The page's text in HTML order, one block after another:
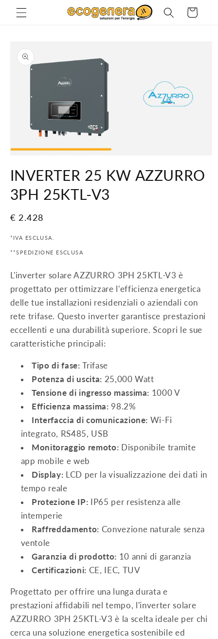
Skip to
content
Cart
product
information
in
modal
INVERTER 25 KW AZZURRO
3PH 25KTL-V3
Regular
€ 2.428
*IVA ESCLUSA.
**SPEDIZIONE ESCLUSA
L'inverter solare AZZURRO 3PH 25KTL-V3 è
progettato per ottimizzare l'efficienza energetica
delle tue installazioni residenziali o aziendali con
rete trifase. Questo inverter garantisce prestazioni
eccellenti e una durabilità superiore. Scopri le sue
caratteristiche principali:
Tipo di fase:Trifase
Potenza di uscita: 25,000 Watt
Tensione di ingresso massima: 1000 V
Efficienza massima: 98.2%
Interfaccia di comunicazione: Wi-Fi
integrato, RS485, USB
Monitoraggio remoto: Disponibile tramite
app mobile e web
Display: LCD per la visualizzazione dei dati in
tempo reale
Protezione IP: IP65 per resistenza alle
intemperie
Raffreddamento: Convezione naturale senza
ventole
Garanzia di prodotto: 10 anni di garanzia
Certificazioni: CE, IEC, TUV
Progettato per offrire una lunga durata e
prestazioni affidabili nel tempo, l'inverter solare
AZZURRO 3PH 25KTL-V3 è la scelta ideale per chi
cerca una soluzione energetica sostenibile ed